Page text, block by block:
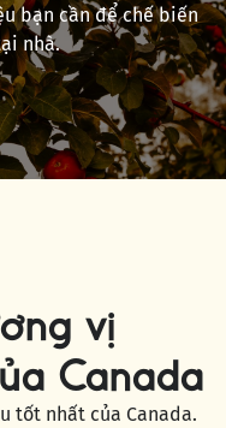
bạn cần để chế biến
nhà.
vị
Canada
tốt nhất của Canada.